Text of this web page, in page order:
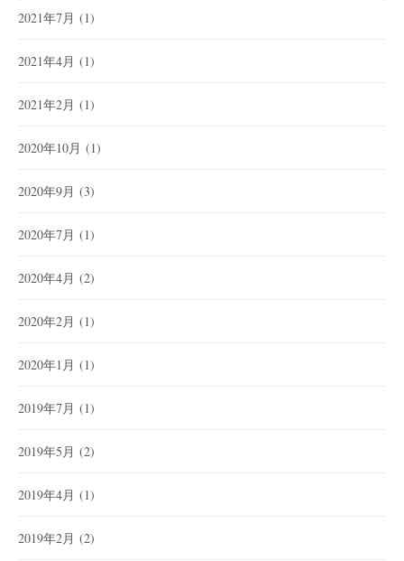
2021年7月 (1)
2021年4月 (1)
2021年2月 (1)
2020年10月 (1)
2020年9月 (3)
2020年7月 (1)
2020年4月 (2)
2020年2月 (1)
2020年1月 (1)
2019年7月 (1)
2019年5月 (2)
2019年4月 (1)
2019年2月 (2)